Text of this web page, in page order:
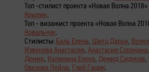
Топ -стилист проекта «Новая Волна 2018»
Крылик
Топ - визажист проекта «Новая Волна
Ковальчук
Cтилисты: Баль Елена Шитц Дарья
Извекова Анастасия Анастасия Сорокина
Демир Калинина Елена Демид Сидуков
Овезова Лейла Глеб Гацюк